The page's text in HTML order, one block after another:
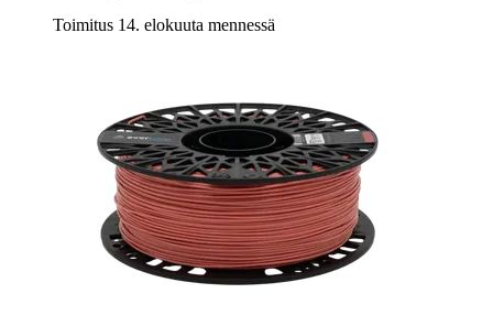
Toimitus 14. elokuuta mennessä